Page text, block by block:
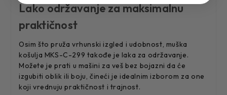
Lako održavanje za maksimalnu
praktičnost
Osim što pruža vrhunski izgled i udobnost, muška
košulja MKS-C-299 takođe je laka za održavanje.
Možete je prati u mašini za veš bez bojazni da će
izgubiti oblik ili boju, čineći je idealnim izborom za one
koji vrednuju praktičnost i trajnost.